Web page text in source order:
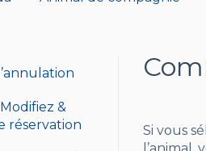
Si vous
&
réservation